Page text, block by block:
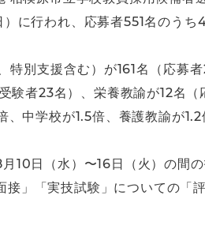
に行われ、応募者551名のう
特別支援含む）が161名（応募
者23名）、栄養教諭が12名（
中学校が1.5倍、養護教諭が
10日（水）〜16日（火）の間
」「実技試験」についての「